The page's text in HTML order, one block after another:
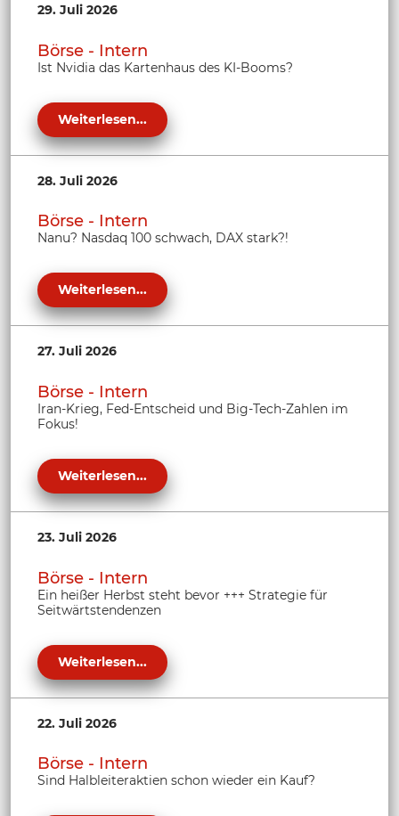
29. Juli 2026
Börse - Intern
Ist Nvidia das Kartenhaus des KI-Booms?
Weiterlesen...
28. Juli 2026
Börse - Intern
Nanu? Nasdaq 100 schwach, DAX stark?!
Weiterlesen...
27. Juli 2026
Börse - Intern
Iran-Krieg, Fed-Entscheid und Big-Tech-Zahlen im
Fokus!
Weiterlesen...
23. Juli 2026
Börse - Intern
Ein heißer Herbst steht bevor +++ Strategie für
Seitwärtstendenzen
Weiterlesen...
22. Juli 2026
Börse - Intern
Sind Halbleiteraktien schon wieder ein Kauf?